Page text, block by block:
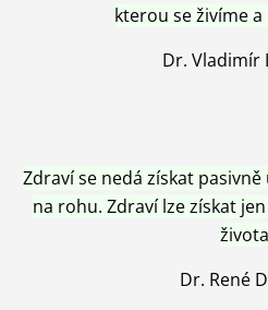
kterou se živíme
Dr. Vladimír
Zdraví se nedá získat
na rohu. Zdraví lze získat
života
Dr. René